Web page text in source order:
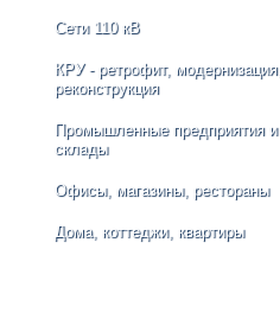
Сети 110 кВ
КРУ - ретрофит, модернизация,
реконструкция
Промышленные предприятия и
склады
Офисы, магазины, рестораны
Дома, коттеджи, квартиры